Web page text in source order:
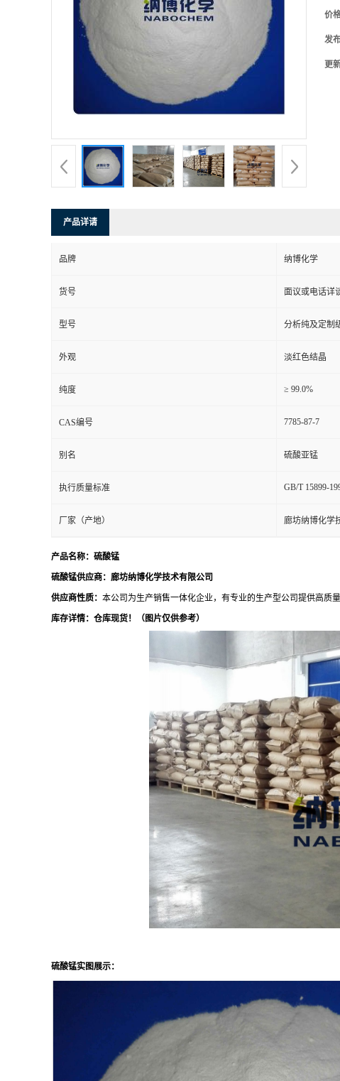
价格
发
更
产品详请
品牌 纳博化学
货号 面议或电话详
型号 分析纯及定制
外观 淡红色结晶
纯度 ≥ 99.0%
CAS编号 7785-87-7
别名 硫酸亚锰
执行质量标准 GB/T 15899-
厂家（产地） 廊坊纳博化学
产品名称： 硫酸锰
硫酸锰供应商：廊坊纳博化学技术有限公司
供应商性质： 本公司为生产销售一体化企业，有专业的生产型公司提供高质
库存详情： 仓库现货！（图片仅供参考）
硫酸锰实图展示：